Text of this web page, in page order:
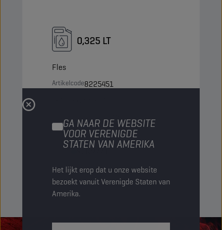
GA NAAR DE WEBSITE
VOOR VERENIGDE
STATEN VAN AMERIKA
Het lijkt erop dat u onze website
bezoekt vanuit Verenigde Staten van
Amerika.
0,325 LT
Fles
Artikelcode8225451
12
Verpakkingen/Pallet-
Status